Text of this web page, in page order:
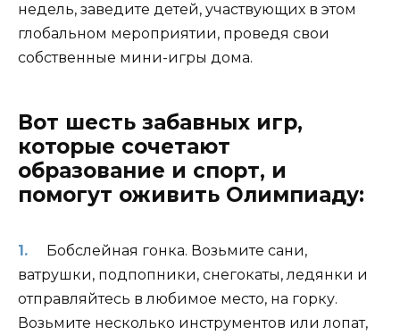
недель, заведите детей, участвующих в этом
глобальном мероприятии, проведя свои
собственные мини-игры дома.
Вот шесть забавных игр,
которые сочетают
образование и спорт, и
помогут оживить Олимпиаду:
Бобслейная гонка. Возьмите сани,
ватрушки, подпопники, снегокаты, ледянки и
отправляйтесь в любимое место, на горку.
Возьмите несколько инструментов или лопат,